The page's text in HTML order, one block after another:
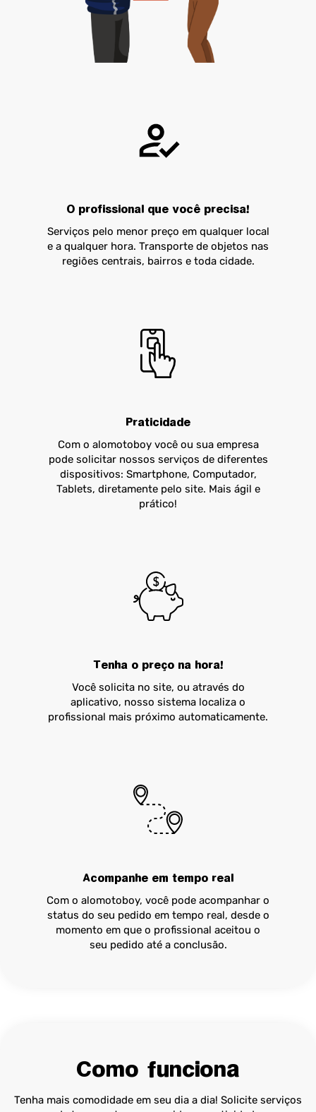
O profissional que você precisa!
Serviços pelo menor preço em qualquer local
e a qualquer hora. Transporte de objetos nas
regiões centrais, bairros e toda cidade.
Praticidade
Com o alomotoboy você ou sua empresa
pode solicitar nossos serviços de diferentes
dispositivos: Smartphone, Computador,
Tablets, diretamente pelo site. Mais ágil e
prático!
Tenha o preço na hora!
Você solicita no site, ou através do
aplicativo, nosso sistema localiza o
profissional mais próximo automaticamente.
Acompanhe em tempo real
Com o alomotoboy, você pode acompanhar o
status do seu pedido em tempo real, desde o
momento em que o profissional aceitou o
seu pedido até a conclusão.
Como funciona
Tenha mais comodidade em seu dia a dia! Solicite serviços